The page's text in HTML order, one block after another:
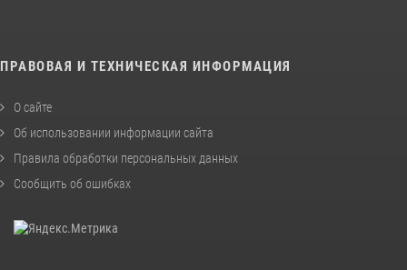
ПРАВОВАЯ И ТЕХНИЧЕСКАЯ ИНФОРМАЦИЯ
О сайте
Об использовании информации сайта
Правила обработки персональных данных
Сообщить об ошибках